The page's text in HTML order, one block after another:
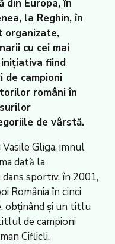
din Europa, în
la Reghin, în
organizate,
cu cei mai
fiind
campioni
români în
de vârstă.
Gliga, imnul
dată la
sportiv, în 2001,
România în cinci
obținând și un titlu
de campioni
Ciflicli.